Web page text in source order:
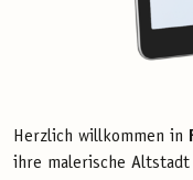
Herzlich willkommen in
ihre malerische